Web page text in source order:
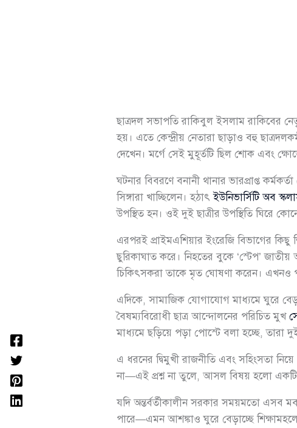
ছাত্রদল সভাপতি রাকিবুল ইসলাম রাকিবের
হয়। এতে কেন্দ্রীয় নেতারা ছাড়াও বহু
দেখেন। মর্গে সেই মুহূর্তটি ছিল শোক এবং
ঘটনার বিবরণে বনানী থানার ভারপ্রাপ্ত
সিঙ্গারা খাচ্ছিলেন। হঠাৎইউনিভার্সিটি অব
উপস্থিত হন। ওই দুই ছাত্রীর উপস্থিতি ঘিরে
এরপরই প্রাইমএশিয়ার ইংরেজি বিভাগের কিছু
ছুরিকাঘাত করে। নিহতের বুকে ‘স্টেপ’ জাতীয়
চিকিৎসকরা তাকে মৃত ঘোষণা করেন। এখনও
এদিকে, সামাজিক যোগাযোগ মাধ্যমে ঘুরে
বৈষম্যবিরোধী ছাত্র আন্দোলনের পরিচিত মুখ
মাধ্যমে ছড়িয়ে পড়া পোস্টে বলা হচ্ছে, তারা
এ ধরনের দ্বিমুখী রাজনীতি এবং সহিংসতা
না—এই প্রশ্ন না তুলে, আসল বিষয় হলো একটি
যদি অন্তর্বর্তীকালীন সরকার সময়মতো এসব
পারে—এমন আশঙ্কাও ঘুরে বেড়াচ্ছে